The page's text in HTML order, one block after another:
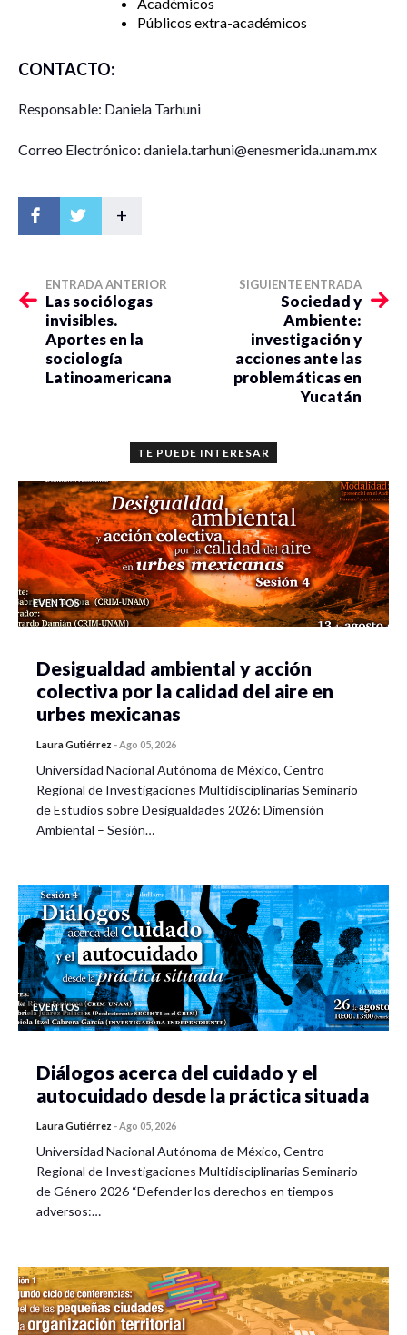
Públicos extra-académicos
CONTACTO:
Responsable: Daniela Tarhuni
Correo Electrónico: daniela.tarhuni@enesmerida.unam.mx
+
ENTRADA ANTERIOR
Las sociólogas
invisibles.
Aportes en la
sociología
Latinoamericana
SIGUIENTE ENTRADA
Sociedad y
Ambiente:
investigación y
acciones ante las
problemáticas en
Yucatán
TE PUEDE INTERESAR
EVENTOS
Desigualdad ambiental y acción
colectiva por la calidad del aire en
urbes mexicanas
Laura Gutiérrez -Ago 05, 2026
Universidad Nacional Autónoma de México, Centro
Regional de Investigaciones Multidisciplinarias Seminario
de Estudios sobre Desigualdades 2026: Dimensión
Ambiental – Sesión…
EVENTOS
Diálogos acerca del cuidado y el
autocuidado desde la práctica situada
Laura Gutiérrez -Ago 05, 2026
Universidad Nacional Autónoma de México, Centro
Regional de Investigaciones Multidisciplinarias Seminario
de Género 2026 “Defender los derechos en tiempos
adversos:…